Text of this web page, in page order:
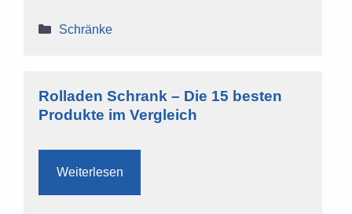
Kategorien
Schränke
Rolladen Schrank – Die 15 besten
Produkte im Vergleich
Weiterlesen